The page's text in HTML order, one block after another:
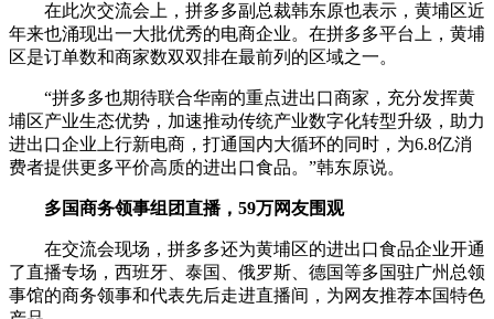
在此次交流会上，拼多多副总裁韩东原也表示，黄埔区近
年来也涌现出一大批优秀的电商企业。在拼多多平台上，黄埔
区是订单数和商家数双双排在最前列的区域之一。
“拼多多也期待联合华南的重点进出口商家，充分发挥黄
埔区产业生态优势，加速推动传统产业数字化转型升级，助力
进出口企业上行新电商，打通国内大循环的同时，为6.8亿消
费者提供更多平价高质的进出口食品。”韩东原说。
多国商务领事组团直播，59万网友围观
在交流会现场，拼多多还为黄埔区的进出口食品企业开通
了直播专场，西班牙、泰国、俄罗斯、德国等多国驻广州总领
事馆的商务领事和代表先后走进直播间，为网友推荐本国特色